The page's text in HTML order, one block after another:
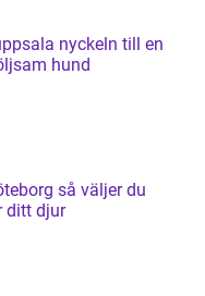
till en
hund
väljer du
ditt djur